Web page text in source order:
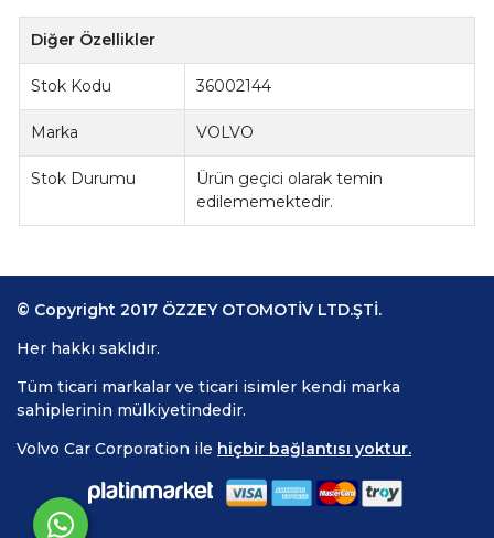
Diğer Özellikler
Stok Kodu 36002144
Marka VOLVO
Stok Durumu
Ürün geçici olarak temin
edilememektedir.
© Copyright 2017 ÖZZEY OTOMOTİV LTD.ŞTİ.
Her hakkı saklıdır.
Tüm ticari markalar ve ticari isimler kendi marka
sahiplerinin mülkiyetindedir.
Volvo Car Corporation ile hiçbir bağlantısı yoktur.